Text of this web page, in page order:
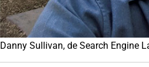
Danny Sullivan, de Search Engine